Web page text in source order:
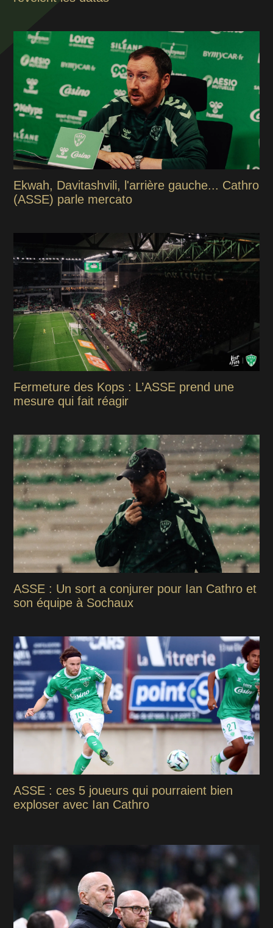
Ekwah, Davitashvili, l'arrière gauche... Cathro
(ASSE) parle mercato
Fermeture des Kops : L’ASSE prend une
mesure qui fait réagir
ASSE : Un sort a conjurer pour Ian Cathro et
son équipe à Sochaux
ASSE : ces 5 joueurs qui pourraient bien
exploser avec Ian Cathro